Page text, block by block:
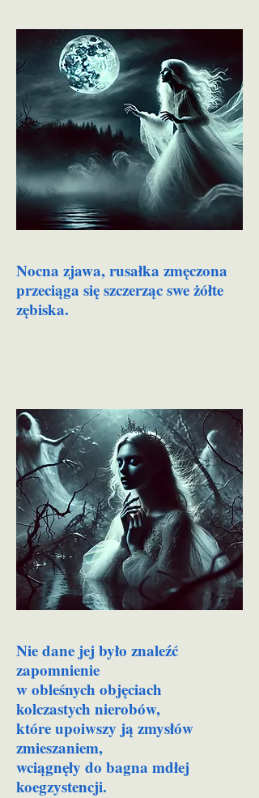
Nocna zjawa, rusałka zmęczona
przeciąga się szczerząc swe żółte
zębiska.
Nie dane jej było znaleźć
zapomnienie
w obleśnych objęciach
kolczastych nierobów,
które upoiwszy ją zmysłów
zmieszaniem,
wciągnęły do bagna mdłej
koegzystencji.